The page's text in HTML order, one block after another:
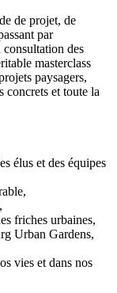
de projet, de
par
consultation des
masterclass
paysagers,
concrets et toute la
élus et des équipes
friches urbaines,
Urban Gardens,
vies et dans nos